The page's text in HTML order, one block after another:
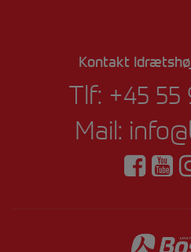
Kontakt
Tlf: +45
Mail: